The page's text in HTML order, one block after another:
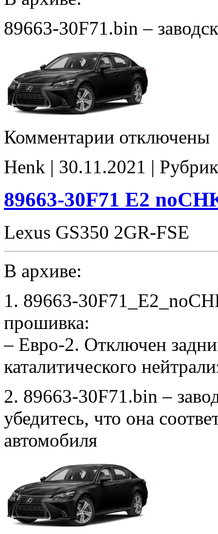
89663-30F71.bin –
Комментарии записи
stock
отключены
Henk | 30.11.2021 |
89663-30F71 E2
Lexus GS350 2GR-FSE
В архиве:
1. 89663-
прошивка:
– Евро-2. Отключен
каталитического
2. 89663-30F71.bin –
убедитесь, что она
автомобиля